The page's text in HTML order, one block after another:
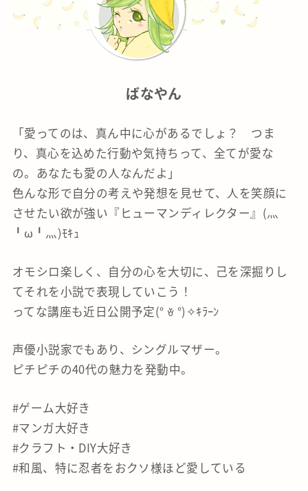
ばなやん
「愛ってのは、真ん中に心があるでしょ？ つま
り、真心を込めた行動や気持ちって、全てが愛な
の。あなたも愛の人なんだよ」
色んな形で自分の考えや発想を見せて、人を笑顔に
させたい欲が強い『ヒューマンディレクター』(灬
╹ω╹灬)ﾓｷｭ
オモシロ楽しく、自分の心を大切に、己を深掘りし
てそれを小説で表現していこう！
ってな講座も近日公開予定(° ꈊ °)✧ｷﾗｰﾝ
声優小説家でもあり、シングルマザー。
ピチピチの40代の魅力を発動中。
#ゲーム大好き
#マンガ大好き
#クラフト・DIY大好き
#和風、特に忍者をおクソ様ほど愛している